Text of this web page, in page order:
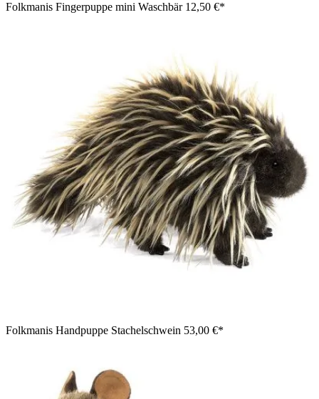
Folkmanis Fingerpuppe mini Waschbär 12,50 €*
Folkmanis Handpuppe Stachelschwein 53,00 €*